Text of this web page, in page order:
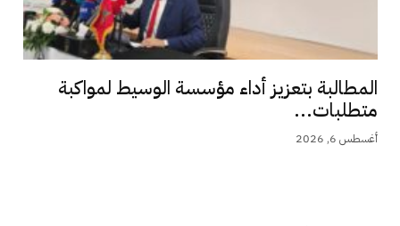
المطالبة بتعزيز أداء مؤسسة الوسيط لمواكبة
متطلبات...
أغسطس 6, 2026